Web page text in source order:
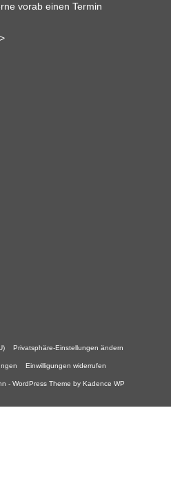
vorab einen Termin
Privatsphäre-Einstellungen ändern
Einwilligungen widerrufen
- WordPress Theme by Kadence WP